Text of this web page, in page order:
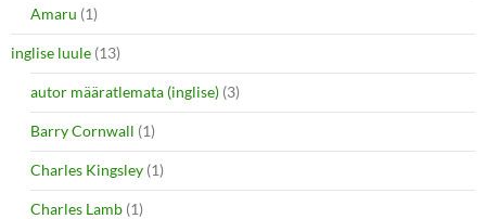
Amaru (1)
inglise luule (13)
autor määratlemata (inglise) (3)
Barry Cornwall (1)
Charles Kingsley (1)
Charles Lamb (1)